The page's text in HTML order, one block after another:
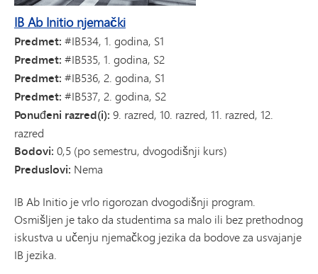
IB Ab Initio njemački
Predmet: #IB534, 1. godina, S1
Predmet: #IB535, 1. godina, S2
Predmet: #IB536, 2. godina, S1
Predmet: #IB537, 2. godina, S2
Ponuđeni razred(i): 9. razred, 10. razred, 11. razred, 12.
razred
Bodovi: 0,5 (po semestru, dvogodišnji kurs)
Preduslovi: Nema
IB Ab Initio je vrlo rigorozan dvogodišnji program.
Osmišljen je tako da studentima sa malo ili bez prethodnog
iskustva u učenju njemačkog jezika da bodove za usvajanje
IB jezika.